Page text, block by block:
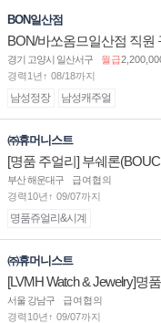
BON일산점
BON/바쏘옴므일산점 직원
경기 고양시 일산서구 월급
경력1년↑ 08/18까지
남성정장 남성캐주얼
㈜휴머니스트
[명품 주얼리] 부쉐론
점 판매사원 채용
부산 해운대구
급여협의
경력10년↑ 09/07까지
명품쥬얼리&시계
㈜휴머니스트
[LVMH Watch & Jewelry]명
장/부점장/판매사원 채용
서울 강남구
급여협의
경력10년↑ 09/07까지